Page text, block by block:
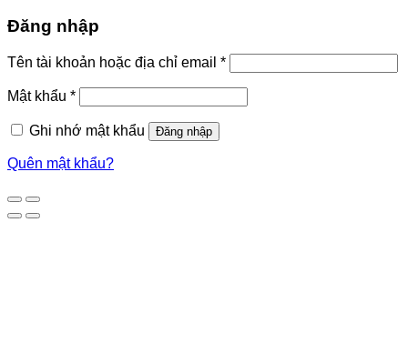
Đăng nhập
Tên tài khoản hoặc địa chỉ email *
Mật khẩu *
Ghi nhớ mật khẩu Đăng nhập
Quên mật khẩu?